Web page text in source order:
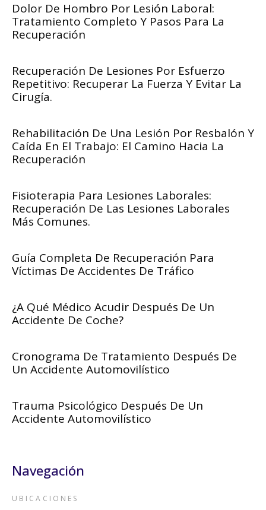
Dolor De Hombro Por Lesión Laboral:
Tratamiento Completo Y Pasos Para La
Recuperación
Recuperación De Lesiones Por Esfuerzo
Repetitivo: Recuperar La Fuerza Y Evitar La
Cirugía.
Rehabilitación De Una Lesión Por Resbalón Y
Caída En El Trabajo: El Camino Hacia La
Recuperación
Fisioterapia Para Lesiones Laborales:
Recuperación De Las Lesiones Laborales
Más Comunes.
Guía Completa De Recuperación Para
Víctimas De Accidentes De Tráfico
¿A Qué Médico Acudir Después De Un
Accidente De Coche?
Cronograma De Tratamiento Después De
Un Accidente Automovilístico
Trauma Psicológico Después De Un
Accidente Automovilístico
Navegación
UBICACIONES